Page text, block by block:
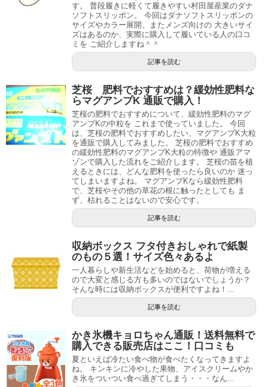
す。 普段履きに軽くて履きやすい村田屋産業のダナ
ソフトスリッポン。 今回はダナソフトスリッポンの
サイズやカラー展開、またメンズ向けの 大きいサイ
ズはあるのか、実際に購入して履いている人の口コ
ミを ご紹介しますね＾＾
記事を読む
芝桜 肥料でおすすめは？緩効性肥料な
らマグアンプK 通販で購入！
芝桜の肥料でおすすめについて、緩効性肥料のマグ
アンプKの中粒を これまで使っていました。 今回
は、芝桜の肥料でおすすめしたい、マグアンプK大粒
を通販で購入してみました。 芝桜の肥料でおすすめ
の緩効性肥料のマグアンプK大粒の特徴や 通販アマ
ゾンで購入した流れをご紹介します。 芝桜の苗を植
えるときには、どんな肥料を使ったら良いのか 迷っ
てしまいますよね。 マグアンプKなら緩効性肥料
で、芝桜やその他の草花の根に触ったとしても ま
ず、枯れることはないので安心です。
記事を読む
収納ボックス フタ付きおしゃれで紙製
のもの５選！サイズ色々あるよ
一人暮らしや新生活などを始めると、荷物が増える
ので大変と感じる方も多いのではないでしょうか？
そんな時には収納ボックスが便利ですよね！...
記事を読む
かき氷機キョロちゃん通販！送料無料で
購入できる販売店はここ！口コミも
夏といえば冷たい食べ物が食べたくなってきますよ
ね。 キンキンに冷やした果物、アイスクリームやか
き氷をついつい食べ過ぎてしまう・・・なん...